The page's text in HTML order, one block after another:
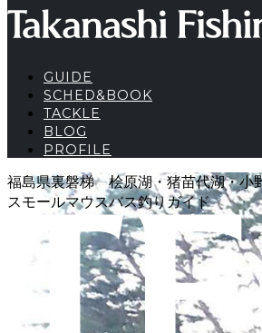
GUIDE
SCHED&BOOK
TACKLE
BLOG
PROFILE
福島県裏磐梯 桧原湖・猪苗代湖・小
スモールマウスバス釣りガイド